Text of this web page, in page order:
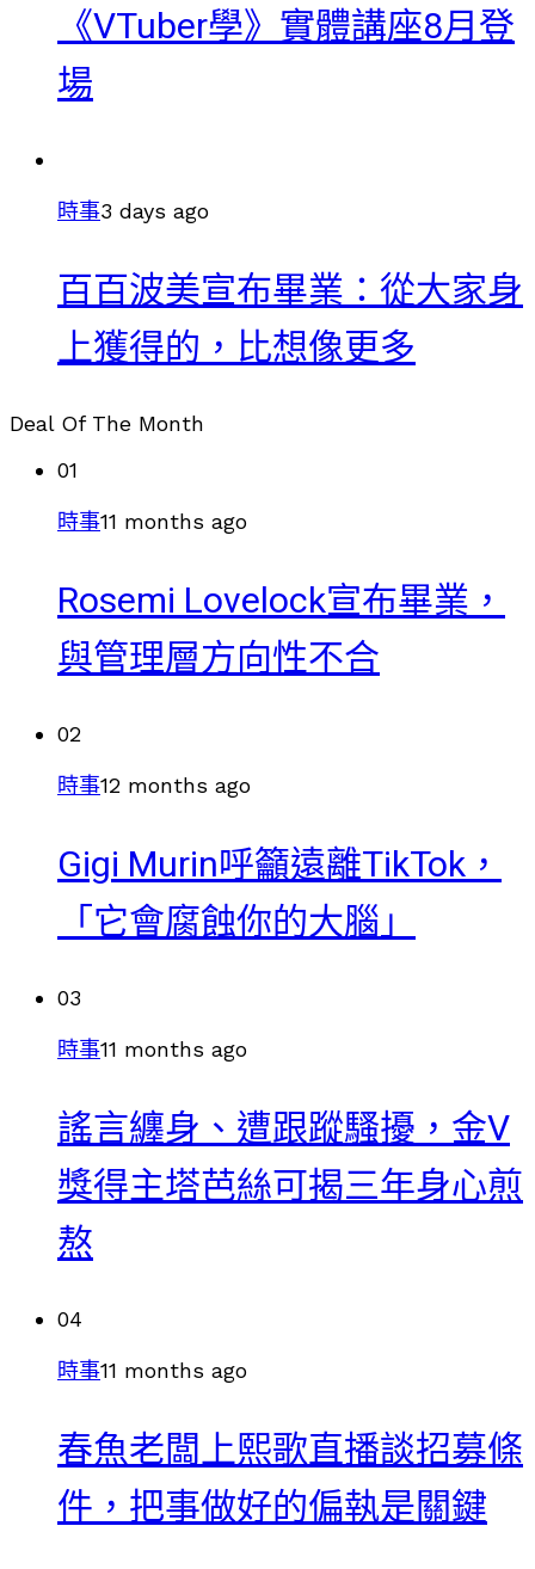
《VTuber學》實體講座8月登
場
時事3 days ago
百百波美宣布畢業：從大家身
上獲得的，比想像更多
Deal Of The Month
01
時事11 months ago
Rosemi Lovelock宣布畢業，
與管理層方向性不合
02
時事12 months ago
Gigi Murin呼籲遠離TikTok，
「它會腐蝕你的大腦」
03
時事11 months ago
謠言纏身、遭跟蹤騷擾，金V
獎得主塔芭絲可揭三年身心煎
熬
04
時事11 months ago
春魚老闆上熙歌直播談招募條
件，把事做好的偏執是關鍵